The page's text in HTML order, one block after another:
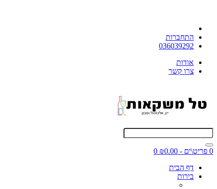
התחברות
036039292
אודות
צרו קשר
0 פריט\ים - ₪0.00
0
דף הבית
בירות